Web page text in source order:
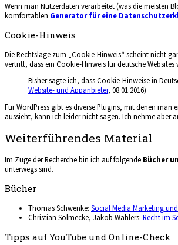
Wenn man Nutzerdaten verarbeitet (was die meisten
komfortablen Generator für eine
Cookie-Hinweis
Die Rechtslage zum „Cookie-Hinweis“ scheint nicht
vertritt, dass ein Cookie-Hinweis für deutsche Websites
Bisher sagte ich, dass Cookie-Hinweise in
Website- und Appanbieter, 08.01.2016)
Für WordPress gibt es diverse Plugins, mit denen
aussieht, kann ich leider nicht sagen. Ich nehme aber
Weiterführendes Material
Im Zuge der Recherche bin ich auf folgende Bücher
unterwegs sind.
Bücher
Thomas Schwenke: Social Media Marketing
Christian Solmecke, Jakob Wahlers: Recht im
Tipps auf YouTube und Online-Check